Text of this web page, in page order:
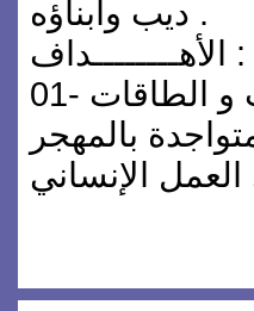
ديب وأبناؤه .
الأهــــــــداف :
01- استغلال المواهب و الطاقات
بالمهجر